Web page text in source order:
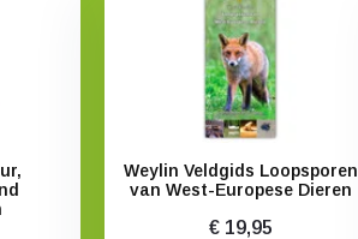
Weylin Veldgids Loopsporen
van West-Europese Dieren
€ 19,95